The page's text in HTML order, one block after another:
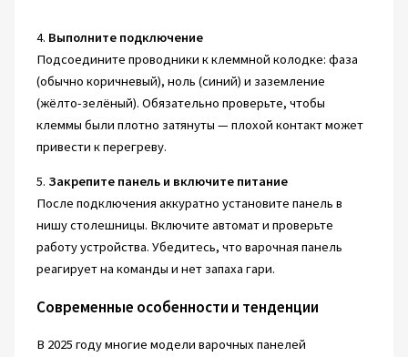
4. Выполните подключение
Подсоедините проводники к клеммной колодке: фаза
(обычно коричневый), ноль (синий) и заземление
(жёлто-зелёный). Обязательно проверьте, чтобы
клеммы были плотно затянуты — плохой контакт может
привести к перегреву.
5. Закрепите панель и включите питание
После подключения аккуратно установите панель в
нишу столешницы. Включите автомат и проверьте
работу устройства. Убедитесь, что варочная панель
реагирует на команды и нет запаха гари.
Современные особенности и тенденции
В 2025 году многие модели варочных панелей